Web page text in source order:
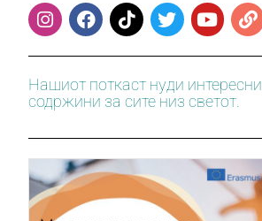
Нашиот поткаст нуди интересни
содржини за сите низ светот.